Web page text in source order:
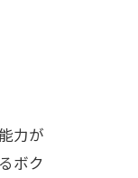
力が
ボク